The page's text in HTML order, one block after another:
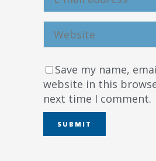
Save my name,
website in this
next time I comment.